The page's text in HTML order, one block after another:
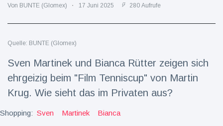
Essen und Trinken
Lifestyle
Gesundheit & Fitness
Reisen & Abenteuer
(2252)
Von BUNTE (Glomex) 17 Juni 2025 280 Aufrufe
Quelle: BUNTE (Glomex)
Sven Martinek und Bianca Rütter zeigen sich
ehrgeizig beim "Film Tenniscup" von Martin
Krug. Wie sieht das im Privaten aus?
Shopping: Sven Martinek Bianca